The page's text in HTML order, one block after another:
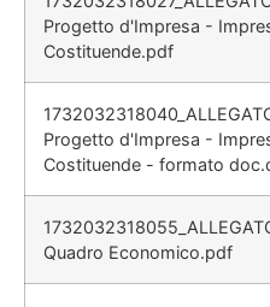
Progetto d'Impresa -
Costituende.pdf
Progetto d'Impresa -
Costituende - formato
Quadro Economico.pdf